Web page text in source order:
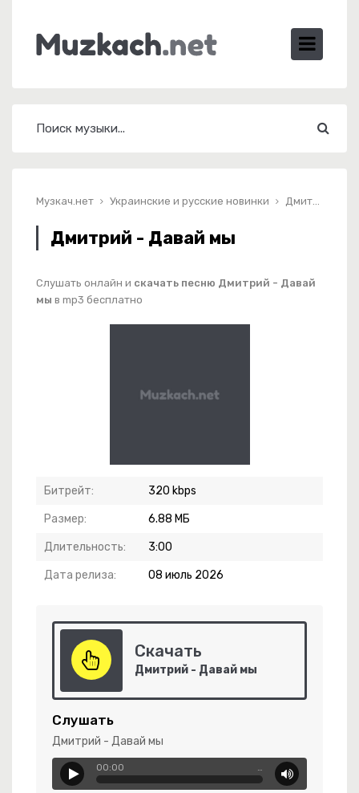
Музкач.нет Украинские и русские новинки Дмитрий - Давай мы
Дмитрий - Давай мы
Слушать онлайн и скачать песню Дмитрий - Давай
мы в mp3 бесплатно
Битрейт: 320 kbps
Размер: 6.88 МБ
Длительность: 3:00
Дата релиза: 08 июль 2026
Скачать
Дмитрий - Давай мы
Слушать
Дмитрий - Давай мы
00:00 …
Стану Кошкой